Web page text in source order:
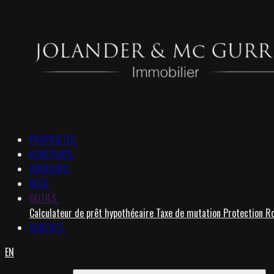
PROPRIETES
ACHETEURS
VENDEURS
BLOG
OUTILS
Calculateur de prêt hypothécaire Taxe de mutation Protection
CONTACT
EN